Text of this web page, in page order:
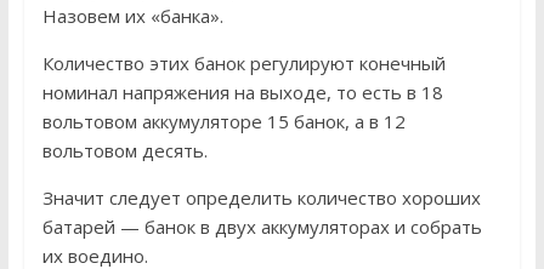
Назовем их «банка».
Количество этих банок регулируют конечный
номинал напряжения на выходе, то есть в 18
вольтовом аккумуляторе 15 банок, а в 12
вольтовом десять.
Значит следует определить количество хороших
батарей — банок в двух аккумуляторах и собрать
их воедино.